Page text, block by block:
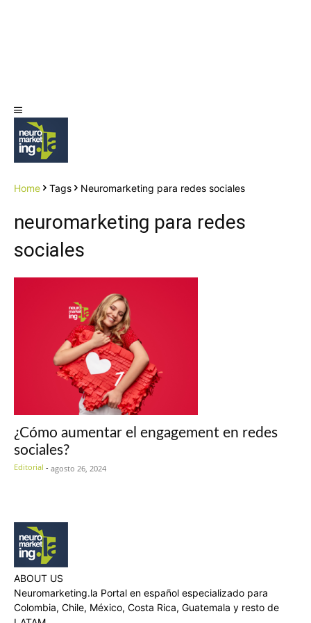
Home Tags Neuromarketing para redes sociales
neuromarketing para redes
sociales
¿Cómo aumentar el engagement en redes
sociales?
Editorial - agosto 26, 2024
ABOUT US
Neuromarketing.la Portal en español especializado para
Colombia, Chile, México, Costa Rica, Guatemala y resto de